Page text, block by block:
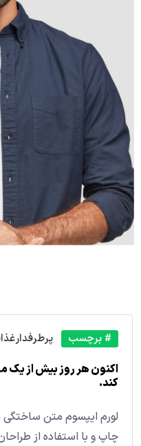
# برچسب پرطرفدارغذا
اکنون هر روز بیش از یک
کند.
لورم ایپسوم متن ساختگی
چاپ و با استفاده از